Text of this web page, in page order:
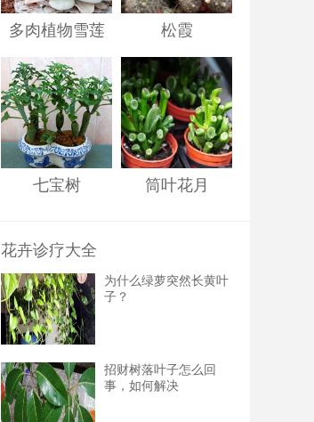
多肉植物雪莲 松霞
七宝树 筒叶花月
花卉诊疗大全
为什么绿萝突然长黄叶
子？
招财树落叶子怎么回
事，如何解决